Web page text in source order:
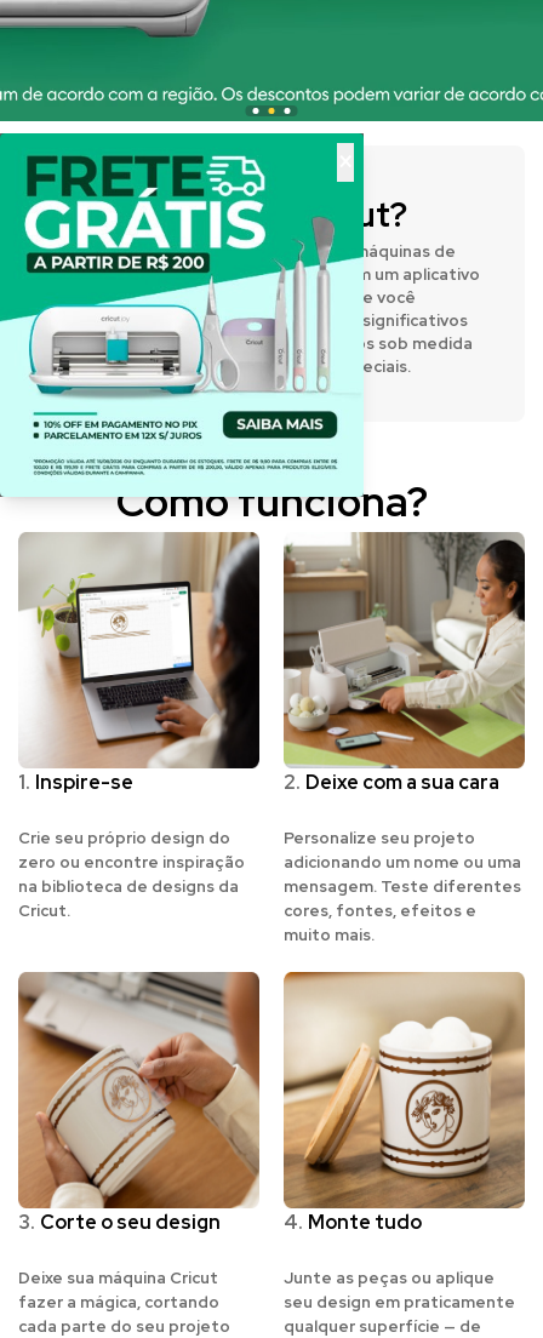
O que é a Cricut?
A Cricut® fabrica prensas térmicas e máquinas de
corte inteligentes que funcionam com um aplicativo
de design fácil de usar, permitindo que você
expresse sua criatividade e crie itens significativos
e personalizados. Desenvolva projetos sob medida
para o dia a dia e para momentos especiais.
Como funciona?
1. Inspire-se
Crie seu próprio design do
zero ou encontre inspiração
na biblioteca de designs da
Cricut.
2. Deixe com a sua cara
Personalize seu projeto
adicionando um nome ou uma
mensagem. Teste diferentes
cores, fontes, efeitos e
muito mais.
3. Corte o seu design
Deixe sua máquina Cricut
fazer a mágica, cortando
cada parte do seu projeto
4. Monte tudo
Junte as peças ou aplique
seu design em praticamente
qualquer superfície — de